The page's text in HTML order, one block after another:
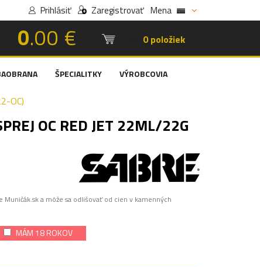
Prihlásiť Zaregistrovať Mena
0.00 € 0 položiek
ŠPECIALITKY VÝROBCOVIA
OC)
OC RED JET 22ML/22G
Muničák.sk a môže sa odlišovať od cien v kamenných
MÁM 18 ROKOV